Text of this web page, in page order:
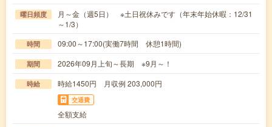
曜日頻度
月～金（週5日） ※土日祝休みです（年末年始休暇：12/31
～1/3）
時間 09:00～17:00(実働7時間 休憩1時間)
期間 2026年09月上旬～長期 ※9月～！
時給 時給1450円 月収例 203,000円
交通費
全額支給